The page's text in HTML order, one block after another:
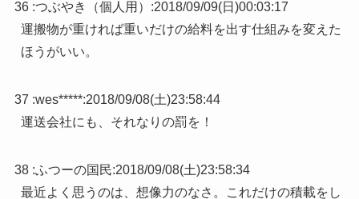
36 :つぶやき（個人用） :2018/09/09(日)00:03:17
運搬物が重ければ重いだけの給料を出す仕組みを変えた
ほうがいい。
37 :wes*****:2018/09/08(土)23:58:44
運送会社にも、それなりの罰を！
38 :ふつーの国民:2018/09/08(土)23:58:34
最近よく思うのは、想像力のなさ。これだけの積載をし